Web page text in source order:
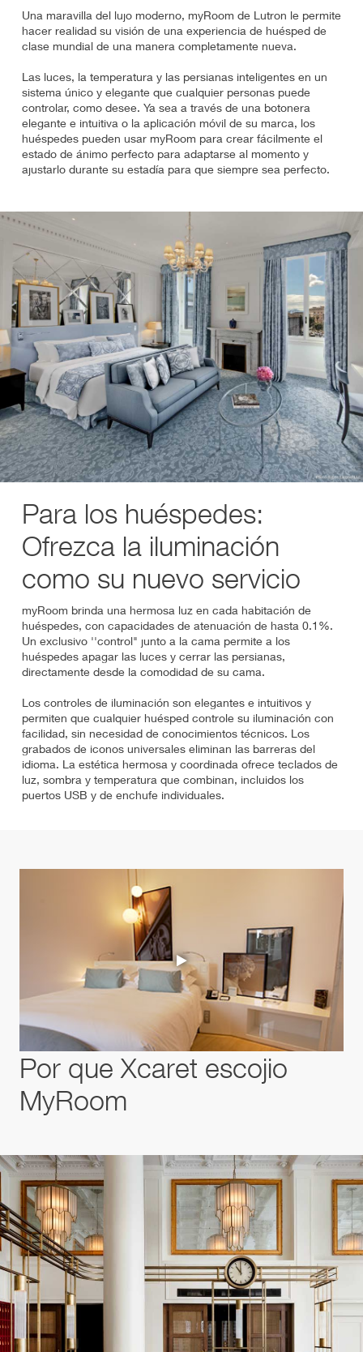
Una maravilla del lujo moderno, myRoom de Lutron le permite
hacer realidad su visión de una experiencia de huésped de
clase mundial de una manera completamente nueva.
Las luces, la temperatura y las persianas inteligentes en un
sistema único y elegante que cualquier personas puede
controlar, como desee. Ya sea a través de una botonera
elegante e intuitiva o la aplicación móvil de su marca, los
huéspedes pueden usar myRoom para crear fácilmente el
estado de ánimo perfecto para adaptarse al momento y
ajustarlo durante su estadía para que siempre sea perfecto.
Para los huéspedes:
Ofrezca la iluminación
como su nuevo servicio
myRoom brinda una hermosa luz en cada habitación de
huéspedes, con capacidades de atenuación de hasta 0.1%.
Un exclusivo ''control" junto a la cama permite a los
huéspedes apagar las luces y cerrar las persianas,
directamente desde la comodidad de su cama.
Los controles de iluminación son elegantes e intuitivos y
permiten que cualquier huésped controle su iluminación con
facilidad, sin necesidad de conocimientos técnicos. Los
grabados de iconos universales eliminan las barreras del
idioma. La estética hermosa y coordinada ofrece teclados de
luz, sombra y temperatura que combinan, incluidos los
puertos USB y de enchufe individuales.
Por que Xcaret escojio
MyRoom